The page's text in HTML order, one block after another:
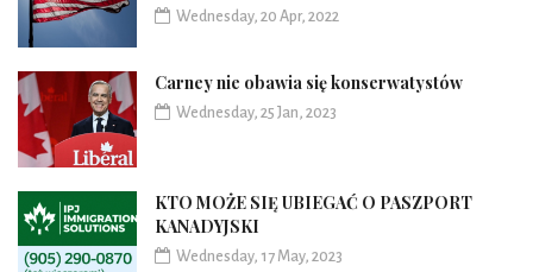
Wednesday, 20 Apr, 2022
Carney nie obawia się konserwatystów
Wednesday, 25 Jan, 2023
KTO MOŻE SIĘ UBIEGAĆ O PASZPORT
KANADYJSKI
Wednesday, 17 May, 2023